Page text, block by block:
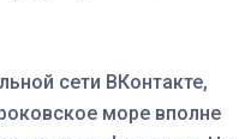
сети ВКонтакте,
море вполне
4 октября 2025